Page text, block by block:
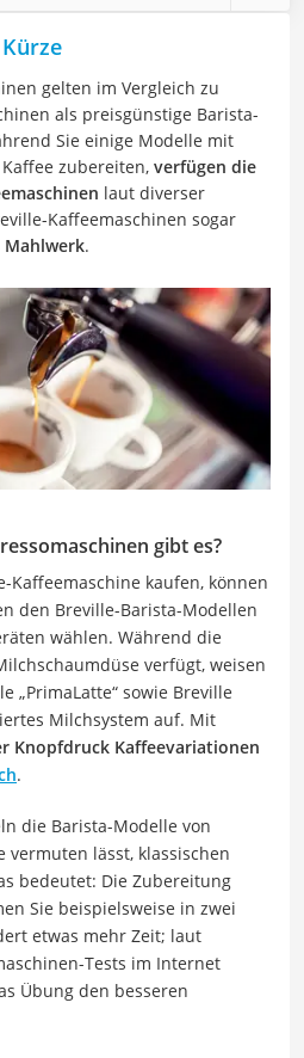
gelten im Vergleich zu
als preisgünstige Barista-
Sie einige Modelle mit
zubereiten, verfügen die
laut diverser
Kaffeemaschinen sogar
.
gibt es?
Kaffeemaschine kaufen, können
den Breville-Barista-Modellen
wählen. Während die
verfügt, weisen
„PrimaLatte“ sowie Breville
Milchsystem auf. Mit
Knopfdruck Kaffeevariationen
.
die Barista-Modelle von
vermuten lässt, klassischen
bedeutet: Die Zubereitung
Sie beispielsweise in zwei
etwas mehr Zeit; laut
Tests im Internet
Übung den besseren